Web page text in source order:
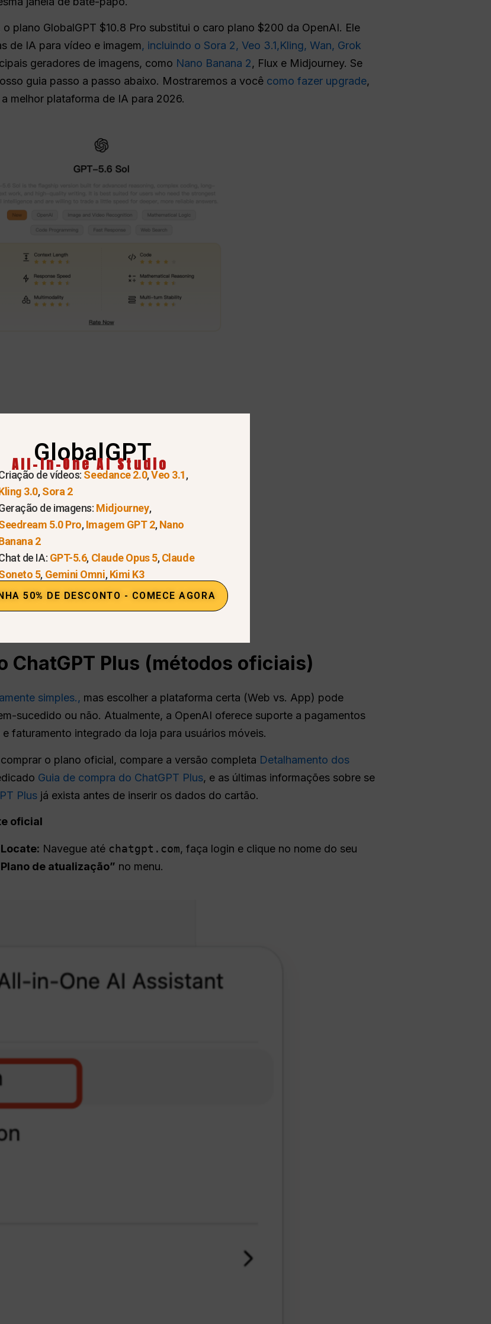
plano GlobalGPT $10.8 Pro substitui o caro plano $200 da OpenAI. Ele
de IA para vídeo e imagem, incluindo o Sora 2, Veo 3.1,Kling, Wan, Grok
geradores de imagens, como Nano Banana 2, Flux e Midjourney. Se
guia passo a passo abaixo. Mostraremos a você como fazer upgrade,
melhor plataforma de IA para 2026.
Experimente agora a série GPT 5.6
ChatGPT Plus (métodos oficiais)
simples., mas escolher a plataforma certa (Web vs. App) pode
sucedido ou não. Atualmente, a OpenAI oferece suporte a pagamentos
faturamento integrado da loja para usuários móveis.
o plano oficial, compare a versão completa Detalhamento dos
Guia de compra do ChatGPT Plus, e as últimas informações sobre se
Plus já exista antes de inserir os dados do cartão.
oficial
Navegue até chatgpt.com, faça login e clique no nome do seu
de atualização” no menu.
GlobalGPT
All-In-One AI Studio
de vídeos: Seedance 2.0,Veo 3.1,
3.0,Sora 2
de imagens: Midjourney,
5.0 Pro,Imagem GPT 2,Nano
2
de IA: GPT-5.6, Claude Opus 5,Claude
5, Gemini Omni,Kimi K3
50% DE DESCONTO - COMECE AGORA